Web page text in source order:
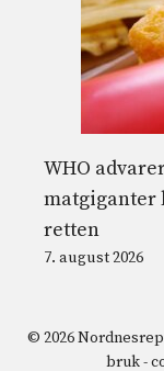
WHO
matgiganter
retten
7. august 2026
© 2026
bruk-